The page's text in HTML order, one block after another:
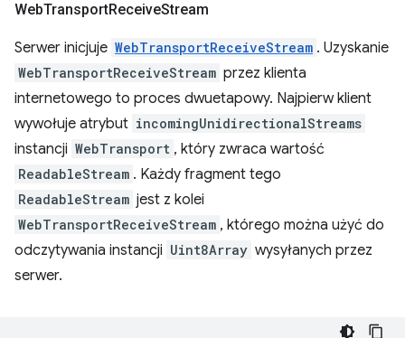
WebTransportReceiveStream
Serwer inicjuje WebTransportReceiveStream . Uzyskanie
WebTransportReceiveStream przez klienta
internetowego to proces dwuetapowy. Najpierw klient
wywołuje atrybut incomingUnidirectionalStreams
instancji WebTransport , który zwraca wartość
ReadableStream . Każdy fragment tego
ReadableStream jest z kolei
WebTransportReceiveStream , którego można użyć do
odczytywania instancji Uint8Array wysyłanych przez
serwer.